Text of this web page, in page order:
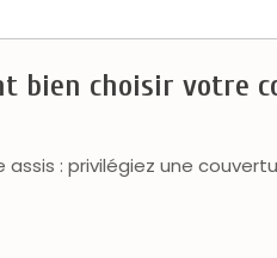
bien choisir votre
: privilégiez une